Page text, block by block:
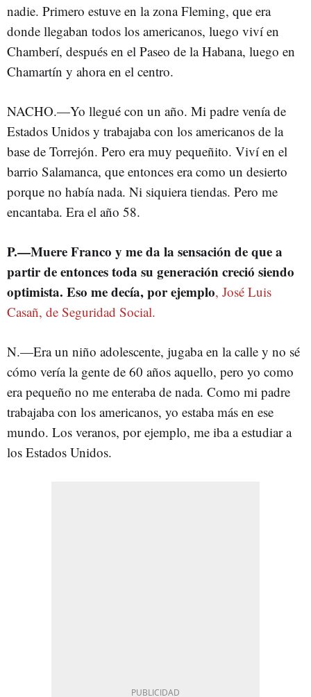
nadie. Primero estuve en la zona Fleming, que era
donde llegaban todos los americanos, luego viví en
Chamberí, después en el Paseo de la Habana, luego en
Chamartín y ahora en el centro.
NACHO.—Yo llegué con un año. Mi padre venía de
Estados Unidos y trabajaba con los americanos de la
base de Torrejón. Pero era muy pequeñito. Viví en el
barrio Salamanca, que entonces era como un desierto
porque no había nada. Ni siquiera tiendas. Pero me
encantaba. Era el año 58.
P.—Muere Franco y me da la sensación de que a
partir de entonces toda su generación creció siendo
optimista. Eso me decía, por ejemplo, José Luis
Casañ, de Seguridad Social.
N.—Era un niño adolescente, jugaba en la calle y no sé
cómo vería la gente de 60 años aquello, pero yo como
era pequeño no me enteraba de nada. Como mi padre
trabajaba con los americanos, yo estaba más en ese
mundo. Los veranos, por ejemplo, me iba a estudiar a
los Estados Unidos.